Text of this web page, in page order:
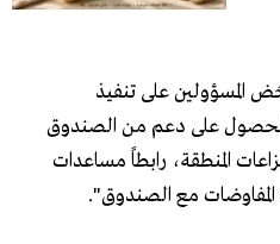
المسؤولين على تنفيذ
للحصول على دعم من الصندوق
المنطقة، رابطاً مساعدات
مع الصندوق".